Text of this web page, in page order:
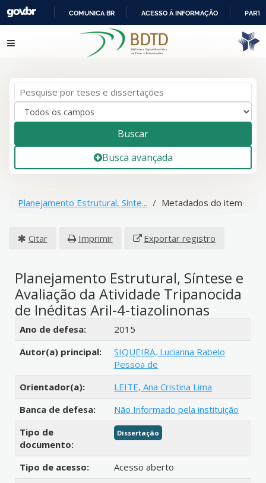
IR
PARA
COMUNICA BR ACESSO À INFORMAÇÃO
Pular para o conteúdo
Buscar
Busca avançada
Planejamento Estrutural, Sínte... Metadados do item
Citar Imprimir Exportar registro
Planejamento Estrutural, Síntese e
Avaliação da Atividade Tripanocida
de Inéditas Aril-4-tiazolinonas
Detalhes bibliográficos
Ano de defesa:
2015
Autor(a) principal:
SIQUEIRA, Lucianna Rabelo
Pessoa de
Orientador(a):
LEITE, Ana Cristina Lima
Banca de defesa:
Não Informado pela instituição
Tipo de
documento:
Dissertação
Tipo de acesso:
Acesso aberto